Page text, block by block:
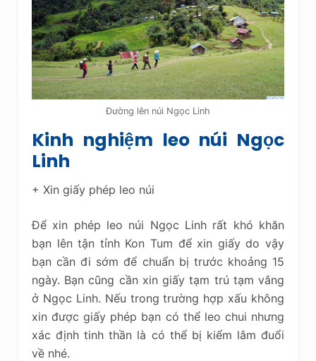
Đường lên núi Ngọc Linh
Kinh nghiệm leo núi Ngọc
Linh
+ Xin giấy phép leo núi
Để xin phép leo núi Ngọc Linh rất khó khăn
bạn lên tận tỉnh Kon Tum để xin giấy do vậy
bạn cần đi sớm để chuẩn bị trước khoảng 15
ngày. Bạn cũng cần xin giấy tạm trú tạm vắng
ở Ngọc Linh. Nếu trong trường hợp xấu không
xin được giấy phép bạn có thể leo chui nhưng
xác định tinh thần là có thể bị kiểm lâm đuổi
về nhé.